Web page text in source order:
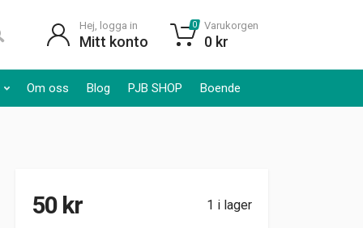
Om oss Blog PJB SHOP Boende
Hej, logga in
Mitt konto
0 Varukorgen
0 kr
50 kr 1 i lager